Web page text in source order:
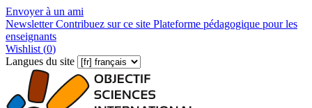
Envoyer à un ami
NewsletterContribuez sur ce site Plateforme pédagogique pour les
enseignants
Wishlist (0)
Langues du site